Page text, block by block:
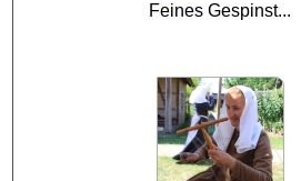
Feines Gespinst...